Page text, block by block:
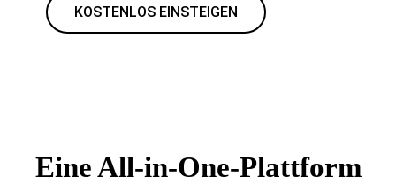
KOSTENLOS EINSTEIGEN
Eine All-in-One-Plattform